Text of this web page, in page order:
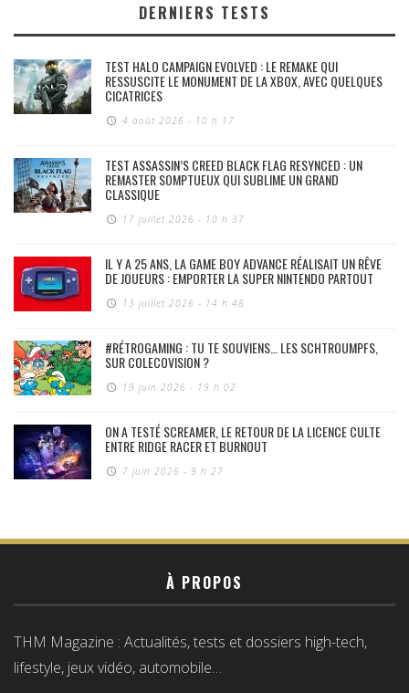
DERNIERS TESTS
TEST HALO CAMPAIGN EVOLVED : LE REMAKE QUI
RESSUSCITE LE MONUMENT DE LA XBOX, AVEC QUELQUES
CICATRICES
4 août 2026 - 10 h 17
TEST ASSASSIN’S CREED BLACK FLAG RESYNCED : UN
REMASTER SOMPTUEUX QUI SUBLIME UN GRAND
CLASSIQUE
17 juillet 2026 - 10 h 37
IL Y A 25 ANS, LA GAME BOY ADVANCE RÉALISAIT UN RÊVE
DE JOUEURS : EMPORTER LA SUPER NINTENDO PARTOUT
13 juillet 2026 - 14 h 48
#RÉTROGAMING : TU TE SOUVIENS… LES SCHTROUMPFS,
SUR COLECOVISION ?
19 juin 2026 - 19 h 02
ON A TESTÉ SCREAMER, LE RETOUR DE LA LICENCE CULTE
ENTRE RIDGE RACER ET BURNOUT
7 juin 2026 - 9 h 27
À PROPOS
THM Magazine : Actualités, tests et dossiers high-tech,
lifestyle, jeux vidéo, automobile…